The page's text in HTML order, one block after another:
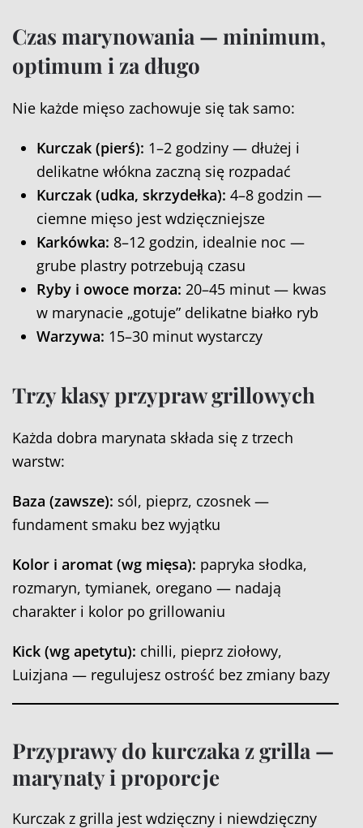
Czas marynowania — minimum,
optimum i za długo
Nie każde mięso zachowuje się tak samo:
Kurczak (pierś): 1–2 godziny — dłużej i
delikatne włókna zaczną się rozpadać
Kurczak (udka, skrzydełka): 4–8 godzin —
ciemne mięso jest wdzięczniejsze
Karkówka: 8–12 godzin, idealnie noc —
grube plastry potrzebują czasu
Ryby i owoce morza: 20–45 minut — kwas
w marynacie „gotuje” delikatne białko ryb
Warzywa: 15–30 minut wystarczy
Trzy klasy przypraw grillowych
Każda dobra marynata składa się z trzech
warstw:
Baza (zawsze): sól, pieprz, czosnek —
fundament smaku bez wyjątku
Kolor i aromat (wg mięsa): papryka słodka,
rozmaryn, tymianek, oregano — nadają
charakter i kolor po grillowaniu
Kick (wg apetytu): chilli, pieprz ziołowy,
Luizjana — regulujesz ostrość bez zmiany bazy
Przyprawy do kurczaka z grilla —
marynaty i proporcje
Kurczak z grilla jest wdzięczny i niewdzięczny